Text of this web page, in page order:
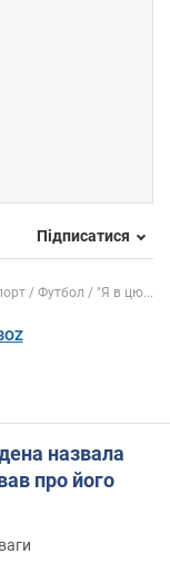
Підписатися
Футбол "Я в цю...
назвала
про його